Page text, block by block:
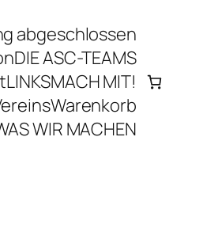
abgeschlossen
DIE ASC-TEAMS
LINKSMACH MIT!
Warenkorb
WIR MACHEN